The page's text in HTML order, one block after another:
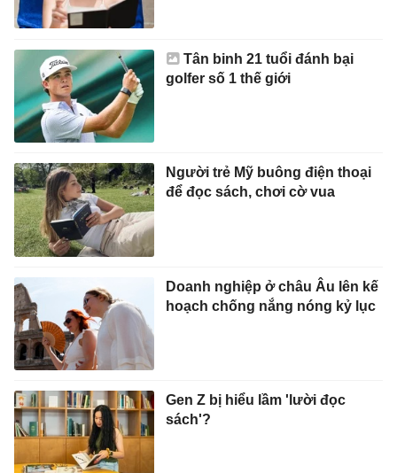
Tân binh 21 tuổi đánh bại
golfer số 1 thế giới
Người trẻ Mỹ buông điện thoại
để đọc sách, chơi cờ vua
Doanh nghiệp ở châu Âu lên kế
hoạch chống nắng nóng kỷ lục
Gen Z bị hiểu lầm 'lười đọc
sách'?